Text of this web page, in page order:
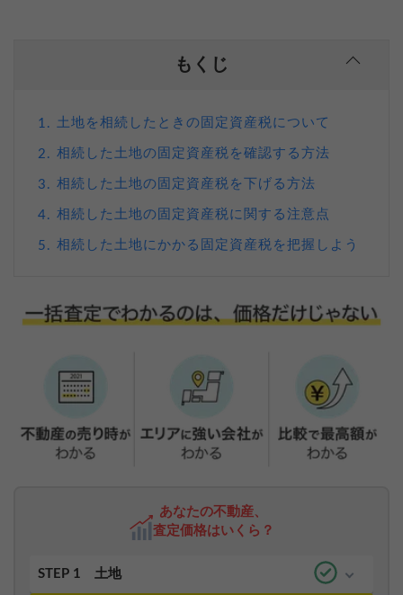
もくじ
1. 土地を相続したときの固定資産税について
2. 相続した土地の固定資産税を確認する方法
3. 相続した土地の固定資産税を下げる方法
4. 相続した土地の固定資産税に関する注意点
5. 相続した土地にかかる固定資産税を把握しよう
あなたの不動産、
査定価格はいくら？
STEP 1 土地